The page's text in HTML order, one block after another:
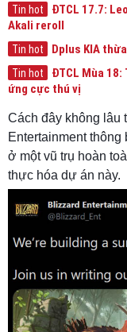
Tin hot
ĐTCL 17.7:
Akali reroll
Tin hot Dplus KIA
Tin hot
ĐTCL Mùa 18:
ứng cực thú vị
Cách đây không lâu
Entertainment
ở một vũ trụ hoàn
thực hóa dự án này.